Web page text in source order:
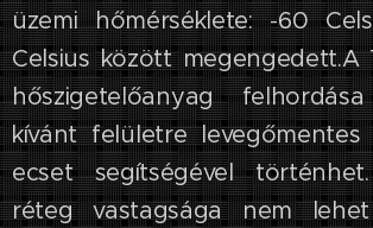
üzemi hőmérséklete: -60
Celsius között megengedett.A
hőszigetelőanyag
kívánt felületre
ecset segítségével
réteg vastagsága nem